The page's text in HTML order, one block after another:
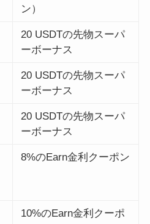
ン）
20 USDTの先物スーパ
ーボーナス
20 USDTの先物スーパ
ーボーナス
20 USDTの先物スーパ
ーボーナス
8%のEarn金利クーポン
10%のEarn金利クーポ